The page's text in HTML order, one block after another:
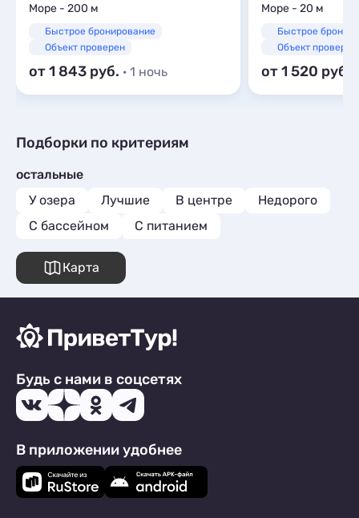
Море - 200 м
Быстрое бронирование
Объект проверен
от 1 843 · 1 ночь
Море - 20 м
Быстрое
Объект проверен
от 1 520
Подборки по критериям
остальные
У озера
Лучшие В центре
Недорого
С бассейном
С питанием
Карта
Будь с нами в соцсетях
В приложении удобнее